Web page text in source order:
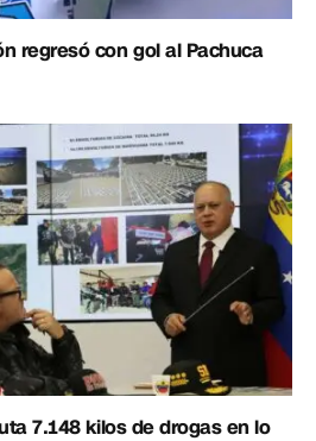
regresó con gol al Pachuca
7.148 kilos de drogas en lo